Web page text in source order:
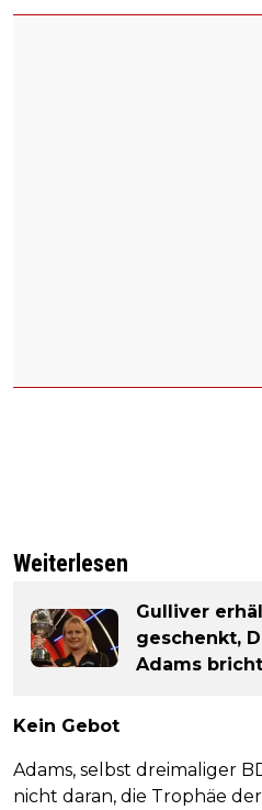
Weiterlesen
Gulliver
geschenkt,
Adams
Kein Gebot
Adams, selbst dreimaliger
nicht daran, die Trophäe